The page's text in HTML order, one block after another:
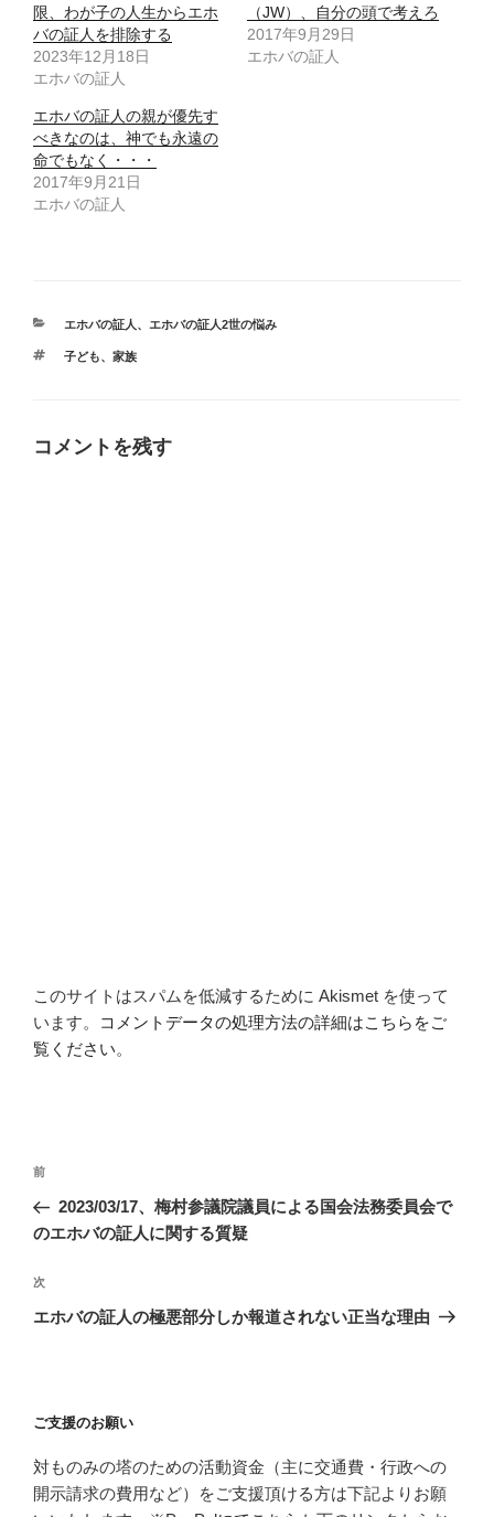
限、わが子の人生からエホ
バの証人を排除する
2023年12月18日
エホバの証人
（JW）、自分の頭で考えろ
2017年9月29日
エホバの証人
エホバの証人の親が優先す
べきなのは、神でも永遠の
命でもなく・・・
2017年9月21日
エホバの証人
カ
ゴ
エホバの証人 、 エホバの証人2世の悩み
タ
子ども、 家族
コメントを残す
このサイトはスパムを低減するために Akismet を使って
います。
コメントデータの処理方法の詳細はこちらをご
覧ください。
投
ナ
ゲ
ー
前
の
投
前
2023/03/17、梅村参議院議員による国会法務委員会で
のエホバの証人に関する質疑
次
の
次
エホバの証人の極悪部分しか報道されない正当な理由
ご支援のお願い
対ものみの塔のための活動資金（主に交通費・行政への
開示請求の費用など）をご支援頂ける方は下記よりお願